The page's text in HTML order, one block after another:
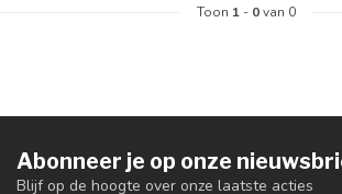
Toon 1 - 0van 0
Abonneer je op onze
Blijf op de hoogte over onze laatste acties